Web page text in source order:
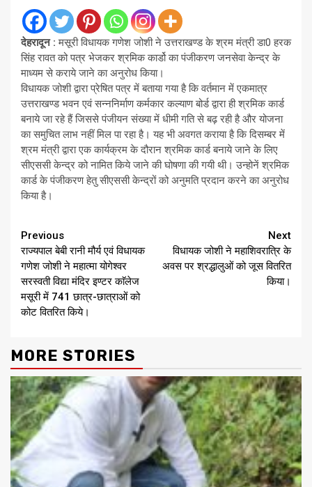
देहरादून : मसूरी विधायक गणेश जोशी ने उत्तराखण्ड के श्रम मंत्री डा0 हरक
सिंह रावत को पत्र भेजकर श्रमिक कार्डो का पंजीकरण जनसेवा केन्द्र के
माध्यम से कराये जाने का अनुरोध किया।
विधायक जोशी द्वारा प्रेषित पत्र में बताया गया है कि वर्तमान में एकमात्र
उत्तराखण्ड भवन एवं सन्ननिर्माण कर्मकार कल्याण बोर्ड द्वारा ही श्रमिक कार्ड
बनाये जा रहे हैं जिससे पंजीयन संख्या में धीमी गति से बढ़ रही है और योजना
का समुचित लाभ नहीं मिल पा रहा है। यह भी अवगत कराया है कि दिसम्बर में
श्रम मंत्री द्वारा एक कार्यक्रम के दौरान श्रमिक कार्ड बनाये जाने के लिए
सीएससी केन्द्र को नामित किये जाने की घोषणा की गयी थी। उन्होनें श्रमिक
कार्ड के पंजीकरण हेतु सीएससी केन्द्रों को अनुमति प्रदान करने का अनुरोध
किया है।
Continue
Reading
Previous
राज्यपाल बेबी रानी मौर्य एवं विधायक
गणेश जोशी ने महात्मा योगेश्वर
सरस्वती विद्या मंदिर इण्टर काॅलेज
मसूरी में 741 छात्र-छात्राओं को
कोट वितरित किये।
Next
विधायक जोशी ने महाशिवरात्रि के
अवस पर श्रद्धालुओं को जूस वितरित
किया।
MORE STORIES